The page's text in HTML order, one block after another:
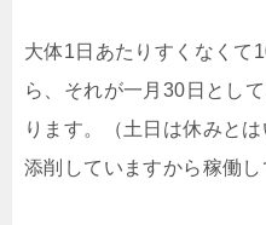
大体1日あたりすくなくて
ら、それが一月30日とし
ります。（土日は休みと
添削していますから稼働し